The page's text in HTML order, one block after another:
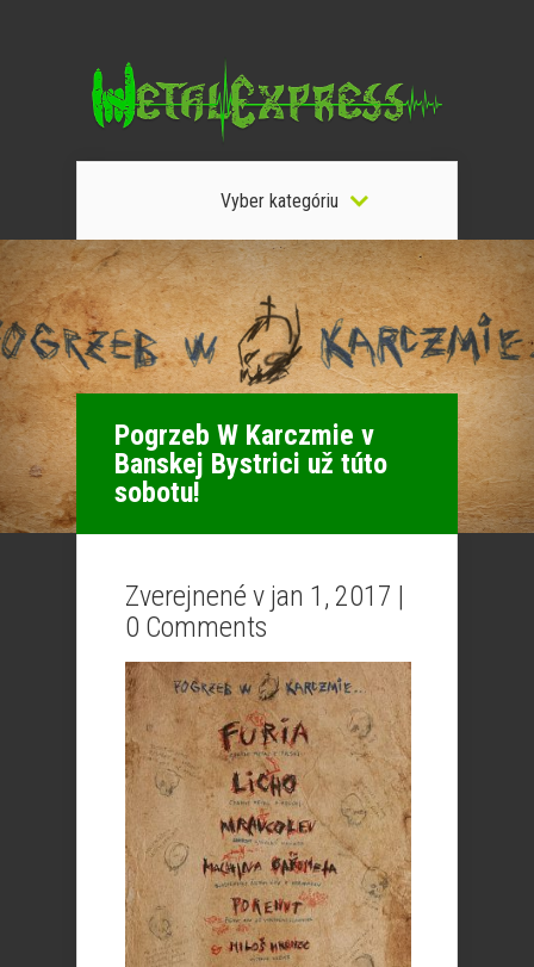
Vyber kategóriu
Pogrzeb W Karczmie v
Banskej Bystrici už túto
sobotu!
Zverejnené v jan 1, 2017 |
0 Comments